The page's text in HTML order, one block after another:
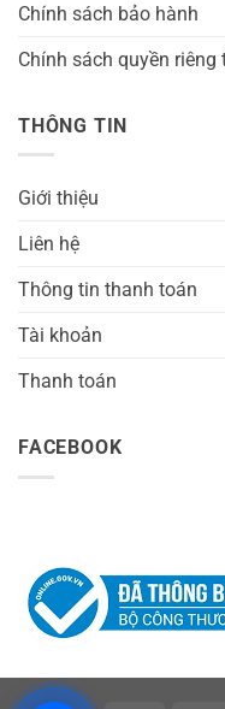
Chính sách bảo hành
Chính sách quyền riêng
THÔNG TIN
Giới thiệu
Liên hệ
Thông tin thanh toán
Tài khoản
Thanh toán
FACEBOOK